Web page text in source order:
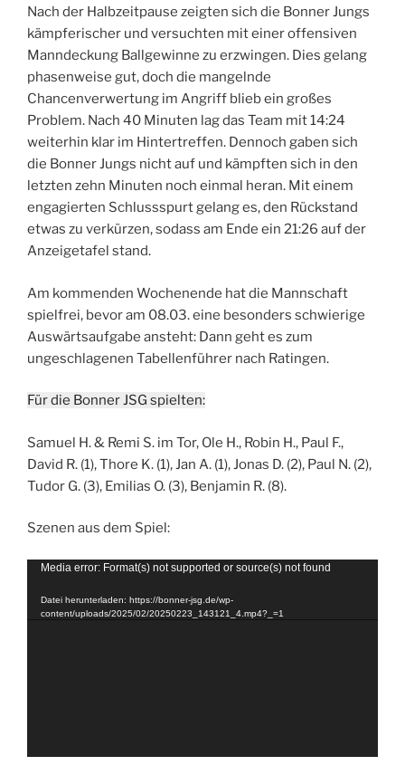
Nach der Halbzeitpause zeigten sich die Bonner Jungs
kämpferischer und versuchten mit einer offensiven
Manndeckung Ballgewinne zu erzwingen. Dies gelang
phasenweise gut, doch die mangelnde
Chancenverwertung im Angriff blieb ein großes
Problem. Nach 40 Minuten lag das Team mit 14:24
weiterhin klar im Hintertreffen. Dennoch gaben sich
die Bonner Jungs nicht auf und kämpften sich in den
letzten zehn Minuten noch einmal heran. Mit einem
engagierten Schlussspurt gelang es, den Rückstand
etwas zu verkürzen, sodass am Ende ein 21:26 auf der
Anzeigetafel stand.
Am kommenden Wochenende hat die Mannschaft
spielfrei, bevor am 08.03. eine besonders schwierige
Auswärtsaufgabe ansteht: Dann geht es zum
ungeschlagenen Tabellenführer nach Ratingen.
Für die Bonner JSG spielten:
Samuel H. & Remi S. im Tor, Ole H., Robin H., Paul F.,
David R. (1), Thore K. (1), Jan A. (1), Jonas D. (2), Paul N. (2),
Tudor G. (3), Emilias O. (3), Benjamin R. (8).
Szenen aus dem Spiel:
Video-
Media error: Format(s) not supported or source(s) not found
Datei herunterladen: https://bonner-jsg.de/wp-
content/uploads/2025/02/20250223_143121_4.mp4?_=1